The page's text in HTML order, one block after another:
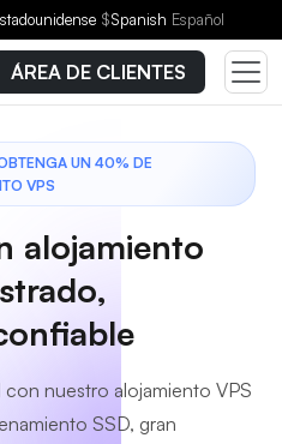
$Spanish Español
ÁREA DE CLIENTES
UN 40% DE
VPS
alojamiento
nuestro alojamiento VPS
SSD, gran